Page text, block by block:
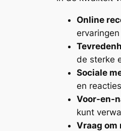
Online
de sterke
Sociale
en
Voor-en-
kunt
Vraag om